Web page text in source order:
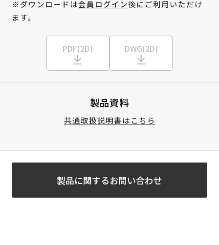
※ダウンロードは会員ログイン後にご利用いただけ
ます。
PDF(2D) DWG(2D)
製品資料
共通取扱説明書はこちら
製品に関するお問い合わせ